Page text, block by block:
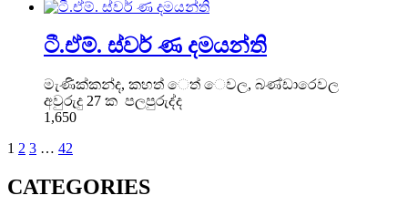
ටී.ඒම්. ස්වර් ණ දමයන්ති
මැණික්කන්ද, කහත් ෙත් ෙවල, බණ්ඩාරෙවල
අවුරුදු 27 ක පලපුරුද්ද
1,650
1 2 3 … 42
CATEGORIES